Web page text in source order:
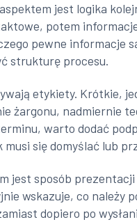
jest logika
potem
pewne informacje
strukturę procesu.
etykiety. Krótkie,
żargonu, nadmiernie
warto dodać
się domyślać lub
jest sposób
wskazuje, co należy
dopiero po